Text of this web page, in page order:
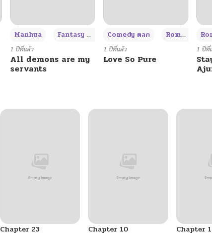
Manhua Fantasy แฟนตาซี +3
1 ปีที่แล้ว
All demons are my
servants
Comedy ตลก Romance โรแมนซ์
1 ปีที่แล้ว
Love So Pure
1 ปีที่
Chapter 23 Chapter 10 Chapter